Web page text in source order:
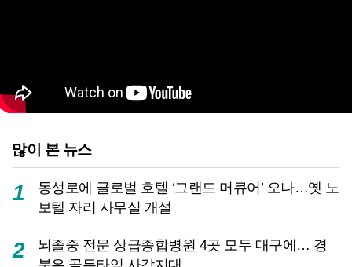
많이 본 뉴스
1
동성로에 글로벌 호텔 ‘그랜드 머큐어’ 오나…옛 노
보텔 자리 사무실 개설
2
뇌졸중 전문 상급종합병원 4곳 모두 대구에… 경